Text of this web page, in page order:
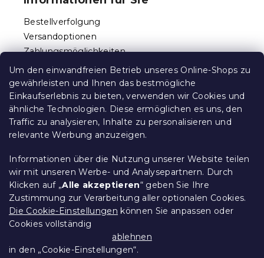
Um den einwandfreien Betrieb unseres Online-Shops zu
gewährleisten und Ihnen das bestmögliche
Einkaufserlebnis zu bieten, verwenden wir Cookies und
ähnliche Technologien. Diese ermöglichen es uns, den
Traffic zu analysieren, Inhalte zu personalisieren und
relevante Werbung anzuzeigen.
Informationen über die Nutzung unserer Website teilen
wir mit unseren Werbe- und Analysepartnern. Durch
Klicken auf „Alle akzeptieren“ geben Sie Ihre
Zustimmung zur Verarbeitung aller optionalen Cookies.
Die Cookie-Einstellungen können Sie anpassen oder
Cookies vollständig
ablehnen
in den „Cookie-Einstellungen“.
e
Bestellverfolgung
Versandoptionen
Zahlungsmöglichkeiten
Reklamationen und Rücksendungen
Kontakt
Allgemeine Geschäftsbedingungen
Datenschutz
Ethischer Kodex
Für Partner
Impressum
Über uns
Treueprogramm - bis zu 10% Rabatt
Größentabellen